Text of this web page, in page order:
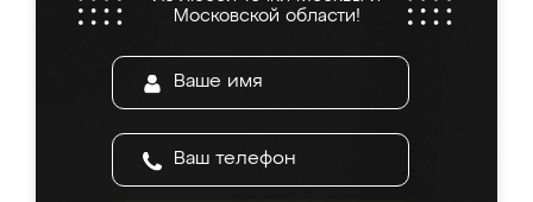
Московской области!